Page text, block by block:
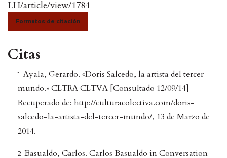
LH/article/view/1784
Formatos de citación
Citas
Ayala, Gerardo. «Doris Salcedo, la artista del tercer
mundo.» CLTRA CLTVA [Consultado 12/09/14]
Recuperado de: http://culturacolectiva.com/doris-
salcedo-la-artista-del-tercer-mundo/, 13 de Marzo de
2014.
Basualdo, Carlos. Carlos Basualdo in Conversation